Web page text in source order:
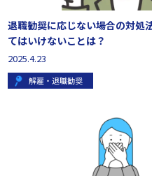
退職勧奨に応じない場合の対処
てはいけないことは？
2025.4.23
解雇・退職勧奨